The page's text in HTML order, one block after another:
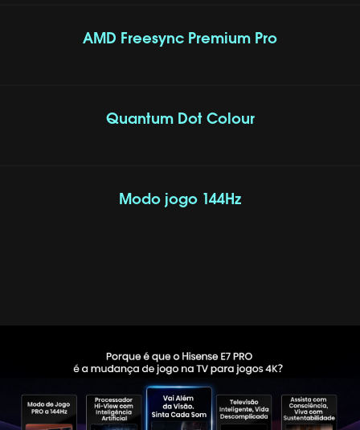
AMD Freesync Premium Pro
Quantum Dot Colour
Modo jogo 144Hz